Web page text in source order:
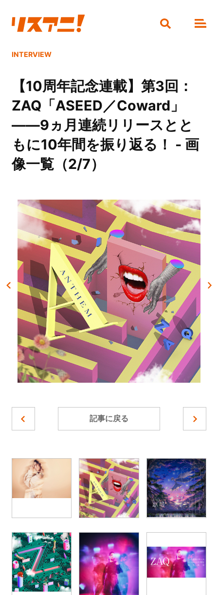
INTERVIEW
【10周年記念連載】第3回：
ZAQ「ASEED／Coward」
――9ヵ月連続リリースとと
もに10年間を振り返る！ - 画
像一覧（2/7）
記事に戻る